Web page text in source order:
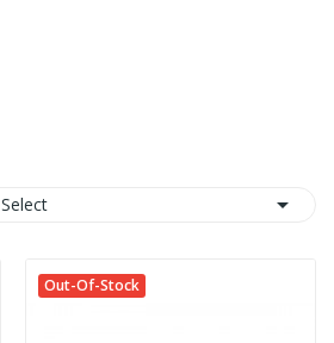
Select 
Out-Of-Stock